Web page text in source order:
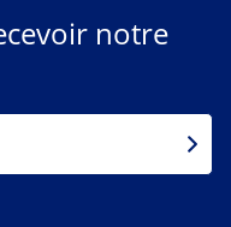
notre